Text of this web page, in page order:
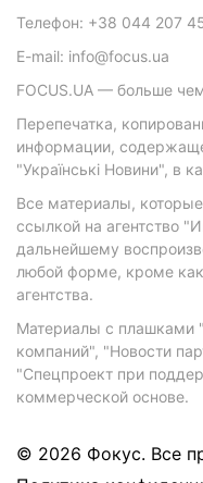
Телефон: +38 044 207
E-mail: info@focus.ua
FOCUS.UA — больше
Перепечатка,
информации,
"Українські Новини", в
Все материалы,
ссылкой на агентство
дальнейшему
любой форме, кроме
агентства.
Материалы с плашками
компаний", "Новости
"Спецпроект при
коммерческой основе.
© 2026 Фокус. Все